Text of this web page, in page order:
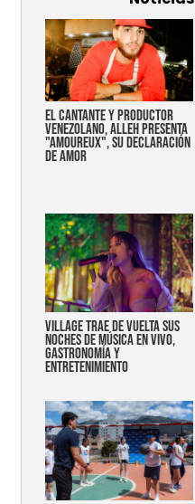
EL CANTANTE Y PRODUCTOR
VENEZOLANO, ALLEH PRESENTA
"AMOUREUX", SU DECLARACIÓN
DE AMOR
Village trae de vuelta sus
noches de música en vivo,
gastronomía y
entretenimiento